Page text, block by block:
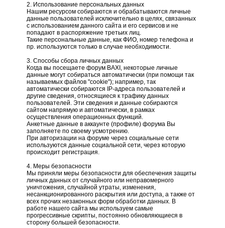
2. Использование персональных данных
Нашим ресурсом собираются и обрабатываются личные
данные пользователей исключительно в целях, связанных
с использованием данного сайта и его сервисов и не
попадают в распоряжение третьих лиц.
Такие персональные данные, как ФИО, номер телефона и
пр. используются только в случае необходимости.
3. Способы сбора личных данных
Когда вы посещаете форум BAXI, некоторые личные
данные могут собираться автоматически (при помощи так
называемых файлов "cookie"); например, так
автоматически собираются IP-адреса пользователей и
другие сведения, относящиеся к трафику данных
пользователей. Эти сведения и данные собираются
сайтом напрямую и автоматически, в рамках
осуществления операционных функций.
Анкетные данные в аккаунте (профиле) форума Вы
заполняете по своему усмотрению.
При авторизации на форуме через социальные сети
используются данные социальной сети, через которую
происходит регистрация.
4. Меры безопасности
Мы приняли меры безопасности для обеспечения защиты
личных данных от случайного или неправомерного
уничтожения, случайной утраты, изменения,
несанкционированного раскрытия или доступа, а также от
всех прочих незаконных форм обработки данных. В
работе нашего сайта мы используем самые
прогрессивные скрипты, постоянно обновляющиеся в
сторону большей безопасности.